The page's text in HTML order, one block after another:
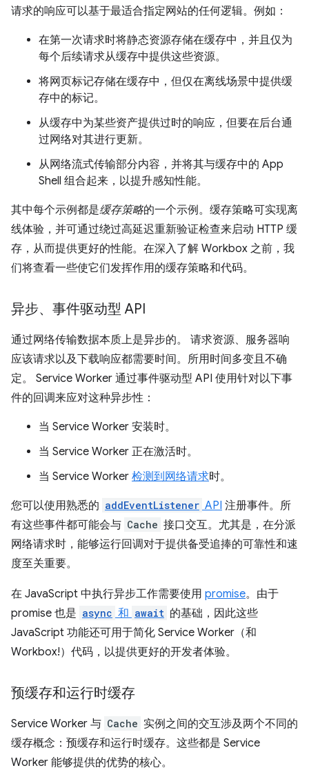
请求的响应可以基于最适合指定网站的任何逻辑。例如：
在第一次请求时将静态资源存储在缓存中，并且仅为
每个后续请求从缓存中提供这些资源。
将网页标记存储在缓存中，但仅在离线场景中提供缓
存中的标记。
从缓存中为某些资产提供过时的响应，但要在后台通
过网络对其进行更新。
从网络流式传输部分内容，并将其与缓存中的 App
Shell 组合起来，以提升感知性能。
其中每个示例都是缓存策略的一个示例。缓存策略可实现离
线体验，并可通过绕过高延迟重新验证检查来启动 HTTP 缓
存，从而提供更好的性能。在深入了解 Workbox 之前，我
们将查看一些使它们发挥作用的缓存策略和代码。
异步、事件驱动型 API
通过网络传输数据本质上是异步的。 请求资源、服务器响
应该请求以及下载响应都需要时间。所用时间多变且不确
定。 Service Worker 通过事件驱动型 API 使用针对以下事
件的回调来应对这种异步性：
当 Service Worker 安装时。
当 Service Worker 正在激活时。
当 Service Worker 检测到网络请求时。
您可以使用熟悉的 addEventListener API 注册事件。所
有这些事件都可能会与 Cache 接口交互。尤其是，在分派
网络请求时，能够运行回调对于提供备受追捧的可靠性和速
度至关重要。
在 JavaScript 中执行异步工作需要使用 promise。由于
promise 也是 async 和 await 的基础，因此这些
JavaScript 功能还可用于简化 Service Worker（和
Workbox!）代码，以提供更好的开发者体验。
预缓存和运行时缓存
Service Worker 与 Cache 实例之间的交互涉及两个不同的
缓存概念：预缓存和运行时缓存。这些都是 Service
Worker 能够提供的优势的核心。